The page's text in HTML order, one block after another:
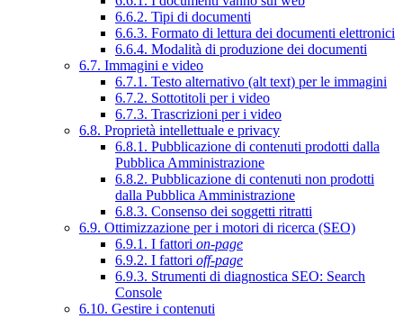
6.6.2. Tipi di documenti
6.6.3. Formato di lettura dei documenti elettronici
6.6.4. Modalità di produzione dei documenti
6.7. Immagini e video
6.7.1. Testo alternativo (alt text) per le immagini
6.7.2. Sottotitoli per i video
6.7.3. Trascrizioni per i video
6.8. Proprietà intellettuale e privacy
6.8.1. Pubblicazione di contenuti prodotti dalla
Pubblica Amministrazione
6.8.2. Pubblicazione di contenuti non prodotti
dalla Pubblica Amministrazione
6.8.3. Consenso dei soggetti ritratti
6.9. Ottimizzazione per i motori di ricerca (SEO)
6.9.1. I fattori on-page
6.9.2. I fattori off-page
6.9.3. Strumenti di diagnostica SEO: Search
Console
6.10. Gestire i contenuti